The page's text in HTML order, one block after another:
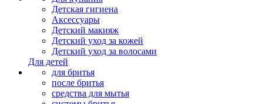
Детская гигиена
Аксессуары
Детский макияж
Детский уход за кожей
Детский уход за волосами
Для детей
для бритья
после бритья
средства для мытья